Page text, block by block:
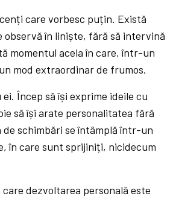
care vorbesc puțin. Există
în liniște, fără să intervină
momentul acela în care, într-un
mod extraordinar de frumos.
Încep să își exprime ideile cu
să își arate personalitatea fără
schimbări se întâmplă într-un
în care sunt sprijiniți, nicidecum
care dezvoltarea personală este